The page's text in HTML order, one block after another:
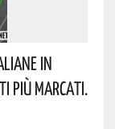
In
Più Marcati.